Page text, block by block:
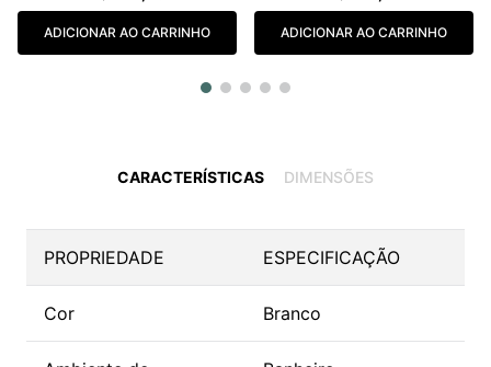
ADICIONAR AO CARRINHO ADICIONAR AO CARRINHO
CARACTERÍSTICAS DIMENSÕES
PROPRIEDADE ESPECIFICAÇÃO
Cor Branco